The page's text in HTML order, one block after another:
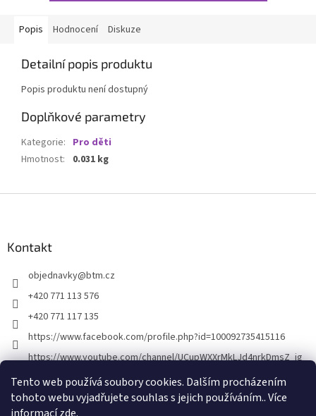
Tento web používá soubory cookies. Dalším procházením
tohoto webu vyjadřujete souhlas s jejich používáním.. Více
Popis Hodnocení Diskuze
Detailní popis produktu
Popis produktu není dostupný
Doplňkové parametry
Kategorie: Pro děti
Hmotnost: 0.031 kg
Kontakt
objednavky@btm.cz
+420 771 113 576
+420 771 117 135
https://www.facebook.com/profile.php?id=100092735415116
https://www.youtube.com/channel/UCupWXXrMkLJd4nrkDmsZ_ig